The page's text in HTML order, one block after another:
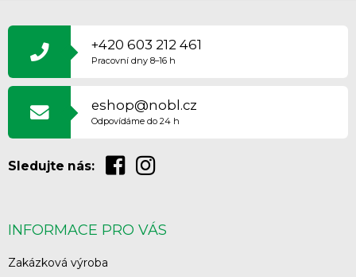
Á
T
+420 603 212 461
Pracovní dny 8–16 h
eshop@nobl.cz
Odpovídáme do 24 h
Sledujte nás:
INFORMACE PRO VÁS
Zakázková výroba